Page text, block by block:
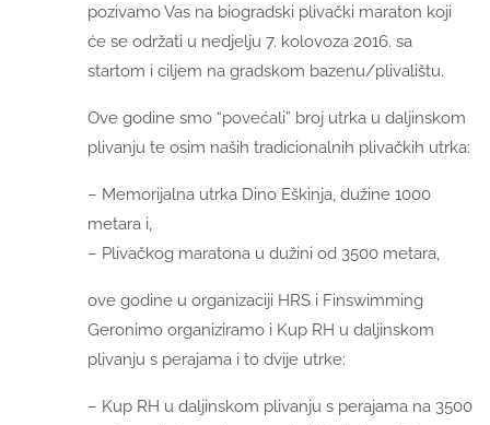
pozivamo Vas na biogradski plivački maraton koji
će se održati u nedjelju 7. kolovoza 2016. sa
startom i ciljem na gradskom bazenu/plivalištu.
Ove godine smo “povećali” broj utrka u daljinskom
plivanju te osim naših tradicionalnih plivačkih utrka:
– Memorijalna utrka Dino Eškinja, dužine 1000
metara i,
– Plivačkog maratona u dužini od 3500 metara,
ove godine u organizaciji HRS i Finswimming
Geronimo organiziramo i Kup RH u daljinskom
plivanju s perajama i to dvije utrke:
– Kup RH u daljinskom plivanju s perajama na 3500